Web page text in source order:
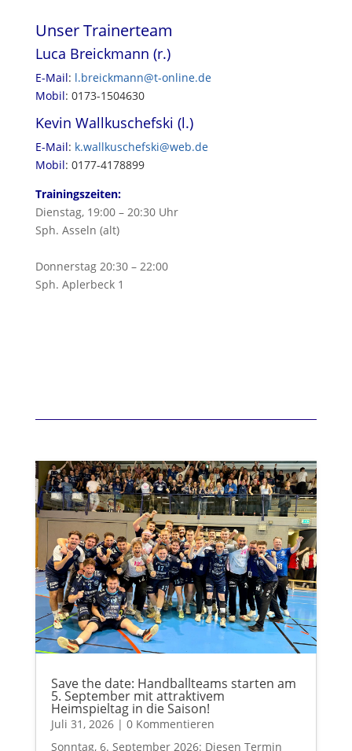
Unser Trainerteam
Luca Breickmann (r.)
E-Mail: l.breickmann@t-online.de
Mobil: 0173-1504630
Kevin Wallkuschefski (l.)
E-Mail: k.wallkuschefski@web.de
Mobil: 0177-4178899
Trainingszeiten:
Dienstag, 19:00 – 20:30 Uhr
Sph. Asseln (alt)
Donnerstag 20:30 – 22:00
Sph. Aplerbeck 1
Save the date: Handballteams starten am
5. September mit attraktivem
Heimspieltag in die Saison!
Juli 31, 2026| 0 Kommentieren
Sonntag, 6. September 2026: Diesen Termin